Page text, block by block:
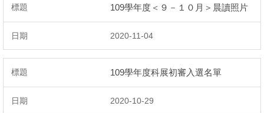
109學年度＜９－１０月＞晨讀照片
2020-11-04
109學年度科展初審入選名單
2020-10-29